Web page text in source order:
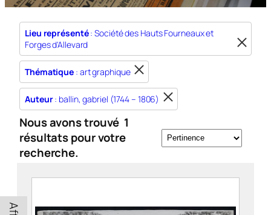
Lieu représenté: Société des Hauts Fourneaux et
Forges d'Allevard
Thématique : art graphique
Auteur: ballin, gabriel (1744 – 1806)
Nous avons trouvé 1
résultats pour votre
recherche.